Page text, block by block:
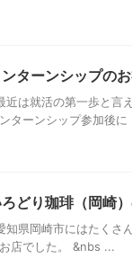
ターンシップの
近は就活の第一歩と言
ターンシップ参加後に
どり珈琲（岡崎
知県岡崎市にはたくさ
店でした。 &nbs ...